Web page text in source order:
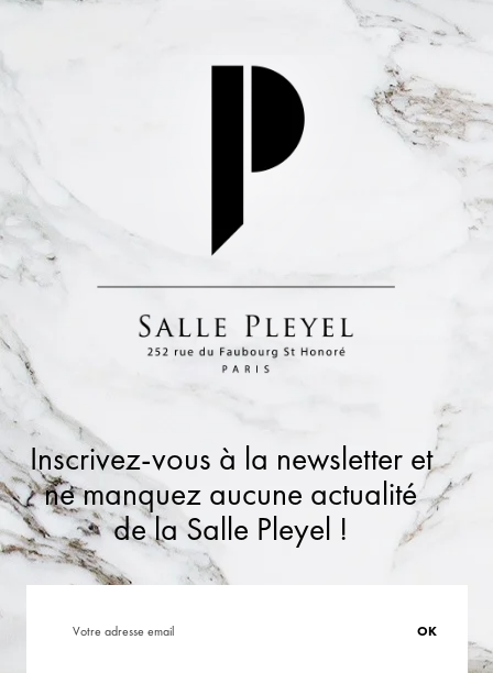
Inscrivez-vous à la newsletter et
ne manquez aucune actualité
de la Salle Pleyel !